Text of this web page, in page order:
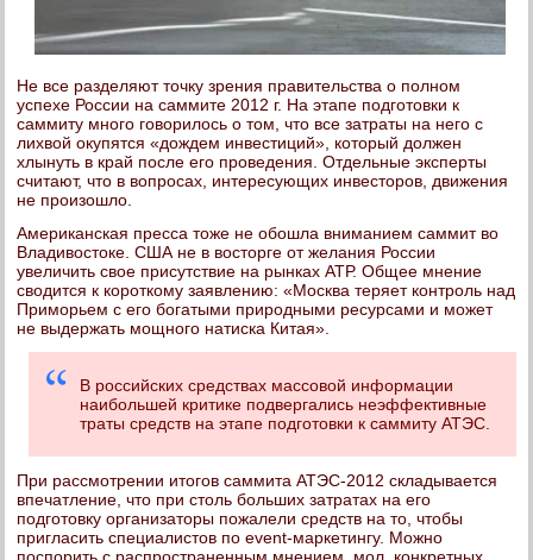
Не все разделяют точку зрения правительства о полном
успехе России на саммите 2012 г. На этапе подготовки к
саммиту много говорилось о том, что все затраты на него с
лихвой окупятся «дождем инвестиций», который должен
хлынуть в край после его проведения. Отдельные эксперты
считают, что в вопросах, интересующих инвесторов, движения
не произошло.
Американская пресса тоже не обошла вниманием саммит во
Владивостоке. США не в восторге от желания России
увеличить свое присутствие на рынках АТР. Общее мнение
сводится к короткому заявлению: «Москва теряет контроль над
Приморьем с его богатыми природными ресурсами и может
не выдержать мощного натиска Китая».
В российских средствах массовой информации
наибольшей критике подвергались неэффективные
траты средств на этапе подготовки к саммиту АТЭС.
При рассмотрении итогов саммита АТЭС-2012 складывается
впечатление, что при столь больших затратах на его
подготовку организаторы пожалели средств на то, чтобы
пригласить специалистов по event-маркетингу. Можно